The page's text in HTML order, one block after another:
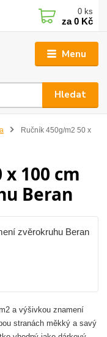
Menu
Hledat
0 ks
za0 Kč
Ručník 450g/m2 50 x
100 cm
Beran
a výšivkou znamení
stranách měkký a savý